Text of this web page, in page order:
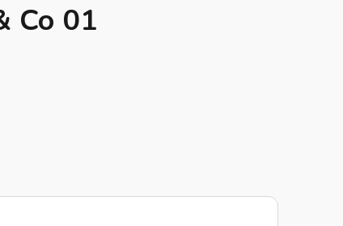
Co 01